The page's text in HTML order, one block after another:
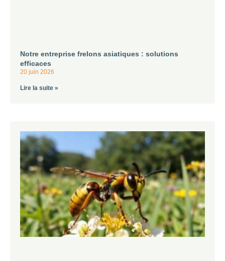
Notre entreprise frelons asiatiques : solutions
efficaces
20 juin 2026
Lire la suite »